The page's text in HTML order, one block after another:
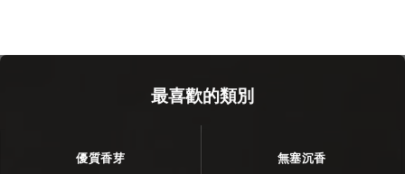
最喜歡的類別
優質香芽 無塞沉香